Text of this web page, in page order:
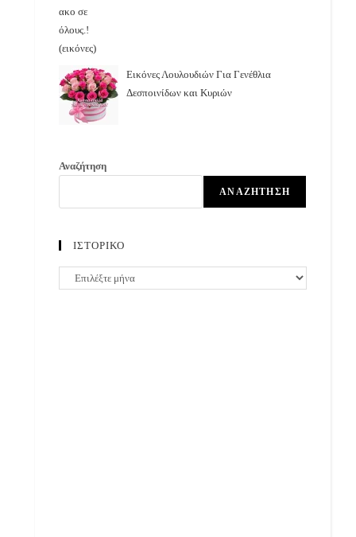
Εικόνες Λουλουδιών Για Γενέθλια
Δεσποινίδων και Κυριών
Αναζήτηση
ΑΝΑΖΉΤΗΣΗ
ΙΣΤΟΡΙΚΟ
ΙΣΤΟΡΙΚΟ